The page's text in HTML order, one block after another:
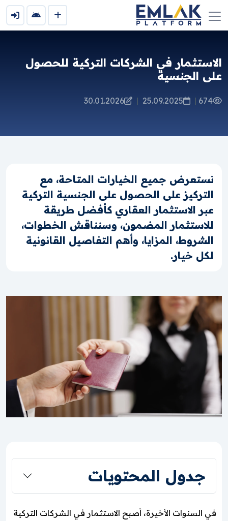
الاستثمار في الشركات التركية للحصول
على الجنسية
674
|
25.09.2025
|
30.01.2026
نستعرض جميع الخيارات المتاحة، مع
التركيز على الحصول على الجنسية التركية
عبر الاستثمار العقاري كأفضل طريقة
للاستثمار المضمون، وسنناقش الخطوات،
الشروط، المزايا، وأهم التفاصيل القانونية
لكل خيار.
جدول المحتويات
في السنوات الأخيرة، أصبح الاستثمار في الشركات التركية